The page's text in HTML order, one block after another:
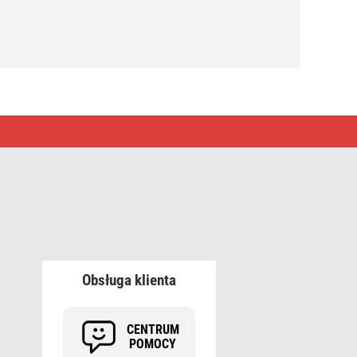
Obsługa klienta
CENTRUM
POMOCY